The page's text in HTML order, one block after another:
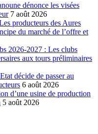
dénonce les visées
7 août 2026
producteurs des Aures
du marché de l’offre et
2026-2027 : Les clubs
aux tours préliminaires
décide de passer au
6 août 2026
d’une usine de production
5 août 2026